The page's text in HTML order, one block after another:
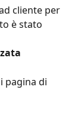
cliente per
è stato
pagina di